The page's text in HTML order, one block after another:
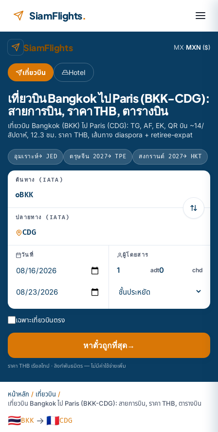
SiamFlights.
SiamFlights MX·MXN ($)
เที่ยวบิน Hotel
เที่ยวบิน Bangkok ไป Paris (BKK-CDG):
สายการบิน, ราคา THB, ตารางบิน
เที่ยวบิน Bangkok (BKK) ไป Paris (CDG): TG, AF, EK, QR บิน ~14/
สัปดาห์, 12.3 ชม. ราคา THB, เส้นทาง diaspora + retiree-expat
อุมเราะห์→ JED ตรุษจีน 2027→ TPE สงกรานต์ 2027→ HKT
ต้นทาง (IATA)
ปลายทาง (IATA)
วันที่ ผู้โดยสาร
adt chd
เฉพาะเที่ยวบินตรง
หาตั๋วถูกที่สุด→
ราคา THB เรียลไทม์ · ลิงก์พันธมิตร — ไม่มีค่าใช้จ่ายเพิ่ม
หน้าหลัก / เที่ยวบิน /
เที่ยวบิน Bangkok ไป Paris (BKK-CDG): สายการบิน, ราคา THB, ตารางบิน
🇹🇭BKK → 🇫🇷CDG